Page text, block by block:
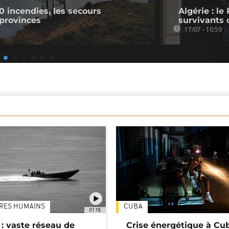
incendies, les secours
Algérie : le
survivants
17/07 - 10:59
01:18
HUMAINS
vaste réseau de
CUBA
Crise énergétique à